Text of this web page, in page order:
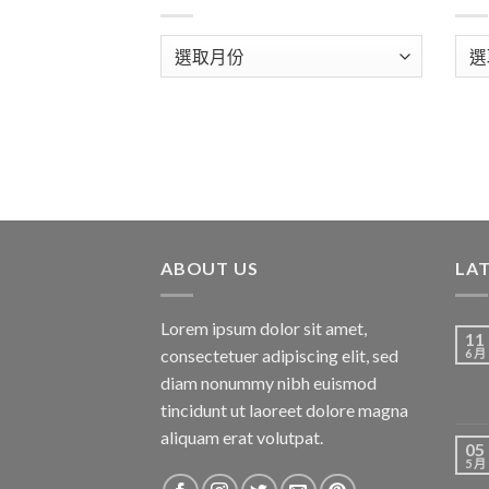
整
類
ABOUT US
Lorem ipsum dolor sit amet,
consectetuer adipiscing elit, sed
diam nonummy nibh euismod
tincidunt ut laoreet dolore magna
aliquam erat volutpat.
11
6 月
05
5 月